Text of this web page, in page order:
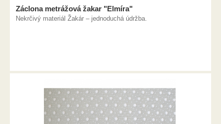
Záclona metrážová žakar "Elmíra"
Nekrčivý materiál Žakár – jednoduchá údržba.